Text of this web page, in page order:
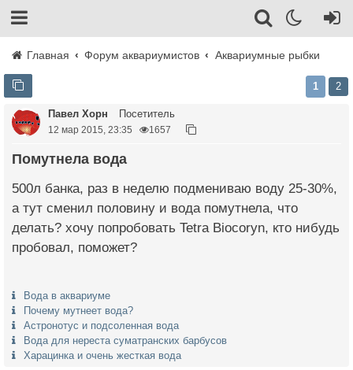
Главная Форум аквариумистов Аквариумные рыбки
1 2
Павел Хорн Посетитель
12 мар 2015, 23:35 1657
Помутнела вода
500л банка, раз в неделю подмениваю воду 25-30%,
а тут сменил половину и вода помутнела, что
делать? хочу попробовать Tetra Biocoryn, кто нибудь
пробовал, поможет?
Вода в аквариуме
Почему мутнеет вода?
Астронотус и подсоленная вода
Вода для нереста суматранских барбусов
Харацинка и очень жесткая вода